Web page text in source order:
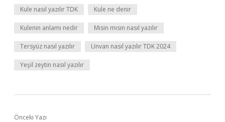
Kule nasıl yazılır TDK Kule ne denir
Kulenin anlamı nedir Misin mısın nasıl yazılır
Tersyüz nasıl yazılır Unvan nasıl yazılır TDK 2024
Yeşil zeytin nasıl yazılır
Önceki Yazı